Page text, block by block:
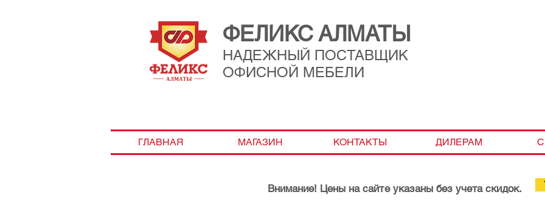
ФЕЛИКС АЛМАТЫ
НАДЕЖНЫЙ ПОСТАВЩИК
ОФИСНОЙ МЕБЕЛИ
ГЛАВНАЯ МАГАЗИН КОНТАКТЫ ДИЛЕРАМ
Внимание! Цены на сайте указаны без учета скидок.